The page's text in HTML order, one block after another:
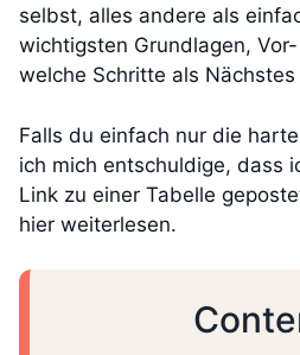
selbst, alles andere als
wichtigsten Grundlagen,
welche Schritte als
Falls du einfach nur die
ich mich entschuldige, dass
Link zu einer Tabelle
hier weiterlesen.